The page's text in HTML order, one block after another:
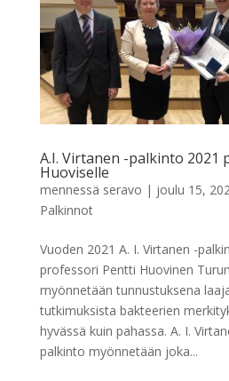
A.I. Virtanen -palkinto 2021
Huoviselle
mennessä seravo | joulu 15,
Palkinnot
Vuoden 2021 A. I. Virtanen -
professori Pentti Huovinen
myönnetään tunnustuksena
tutkimuksista bakteerien
hyvässä kuin pahassa. A. I.
palkinto myönnetään joka...